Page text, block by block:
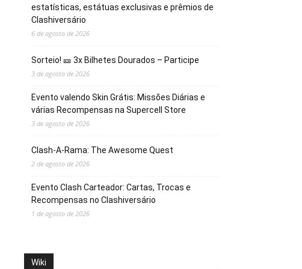
estatísticas, estátuas exclusivas e prêmios de
Clashiversário
6 de agosto de 2026
Sorteio! 🎫 3x Bilhetes Dourados – Participe
3 de agosto de 2026
Evento valendo Skin Grátis: Missões Diárias e
várias Recompensas na Supercell Store
3 de agosto de 2026
Clash-A-Rama: The Awesome Quest
2 de agosto de 2026
Evento Clash Carteador: Cartas, Trocas e
Recompensas no Clashiversário
1 de agosto de 2026
Wiki